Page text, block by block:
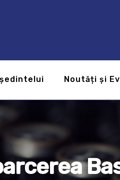
Noutăți și